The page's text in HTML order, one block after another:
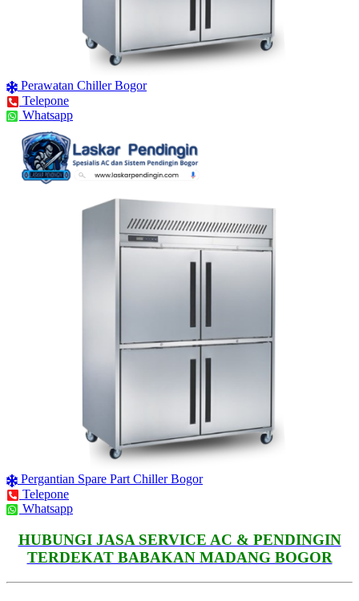
Perawatan Chiller Bogor
Telepone
Whatsapp
Pergantian Spare Part Chiller Bogor
Telepone
Whatsapp
HUBUNGI JASA SERVICE AC & PENDINGIN
TERDEKAT BABAKAN MADANG BOGOR